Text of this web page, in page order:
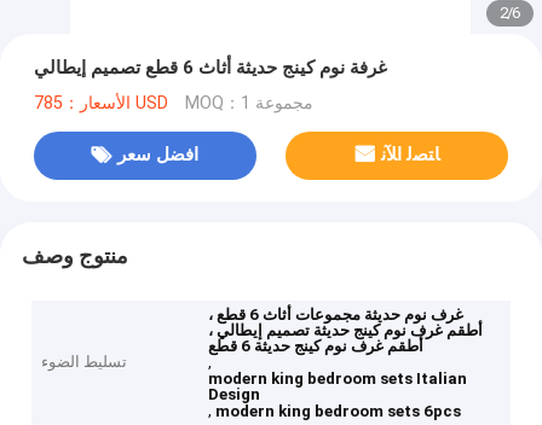
2/6
غرفة نوم كينج حديثة أثاث 6 قطع تصميم إيطالي
الأسعار：785 USD MOQ：1 مجموعة
افضل سعر ﺎﺘﺼﻟ ﺍﻶﻧ
منتوج وصف
تسليط الضوء
غرف نوم حديثة مجموعات أثاث 6 قطع ،
أطقم غرف نوم كينج حديثة تصميم إيطالي ،
أطقم غرف نوم كينج حديثة 6 قطع
,
modern king bedroom sets Italian
Design
, modern king bedroom sets 6pcs